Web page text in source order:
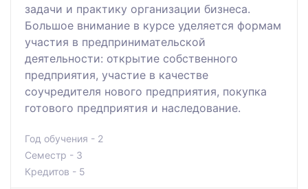
задачи и практику организации бизнеса.
Большое внимание в курсе уделяется формам
участия в предпринимательской
деятельности: открытие собственного
предприятия, участие в качестве
соучредителя нового предприятия, покупка
готового предприятия и наследование.
Год обучения - 2
Семестр - 3
Кредитов - 5